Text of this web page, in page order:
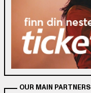
OUR MAIN PARTNERS